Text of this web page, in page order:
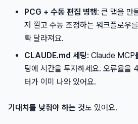
PCG + 수동 편집 병행: 큰 맵을 만
저 깔고 수동 조정하는 워크플로우
확 달라져요.
CLAUDE.md 세팅: Claude MCP
팅에 시간을 투자하세요. 오류율을
터가 이미 나와 있어요.
기대치를 낮춰야 하는 것도 있어요.